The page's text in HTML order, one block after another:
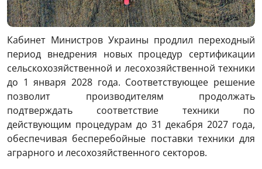
Кабинет Министров Украины продлил переходный
период внедрения новых процедур сертификации
сельскохозяйственной и лесохозяйственной техники
до 1 января 2028 года. Соответствующее решение
позволит производителям продолжать
подтверждать соответствие техники по
действующим процедурам до 31 декабря 2027 года,
обеспечивая бесперебойные поставки техники для
аграрного и лесохозяйственного секторов.